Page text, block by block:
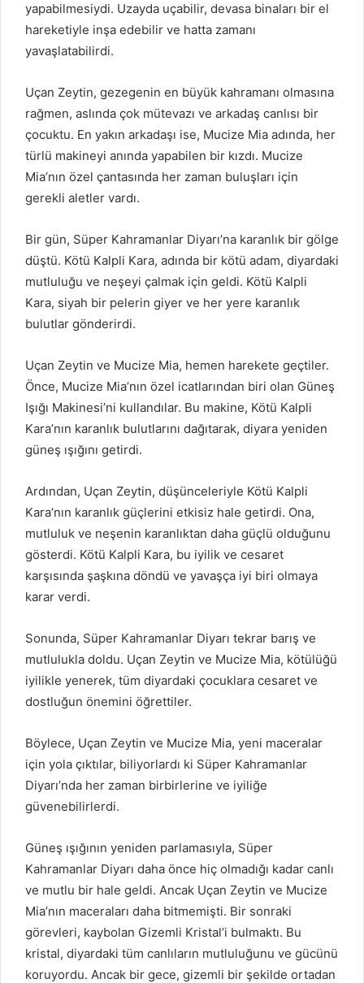
yapabilmesiydi. Uzayda uçabilir, devasa binaları bir el
hareketiyle inşa edebilir ve hatta zamanı
yavaşlatabilirdi.
Uçan Zeytin, gezegenin en büyük kahramanı olmasına
rağmen, aslında çok mütevazı ve arkadaş canlısı bir
çocuktu. En yakın arkadaşı ise, Mucize Mia adında, her
türlü makineyi anında yapabilen bir kızdı. Mucize
Mia’nın özel çantasında her zaman buluşları için
gerekli aletler vardı.
Bir gün, Süper Kahramanlar Diyarı’na karanlık bir gölge
düştü. Kötü Kalpli Kara, adında bir kötü adam, diyardaki
mutluluğu ve neşeyi çalmak için geldi. Kötü Kalpli
Kara, siyah bir pelerin giyer ve her yere karanlık
bulutlar gönderirdi.
Uçan Zeytin ve Mucize Mia, hemen harekete geçtiler.
Önce, Mucize Mia’nın özel icatlarından biri olan Güneş
Işığı Makinesi’ni kullandılar. Bu makine, Kötü Kalpli
Kara’nın karanlık bulutlarını dağıtarak, diyara yeniden
güneş ışığını getirdi.
Ardından, Uçan Zeytin, düşünceleriyle Kötü Kalpli
Kara’nın karanlık güçlerini etkisiz hale getirdi. Ona,
mutluluk ve neşenin karanlıktan daha güçlü olduğunu
gösterdi. Kötü Kalpli Kara, bu iyilik ve cesaret
karşısında şaşkına döndü ve yavaşça iyi biri olmaya
karar verdi.
Sonunda, Süper Kahramanlar Diyarı tekrar barış ve
mutlulukla doldu. Uçan Zeytin ve Mucize Mia, kötülüğü
iyilikle yenerek, tüm diyardaki çocuklara cesaret ve
dostluğun önemini öğrettiler.
Böylece, Uçan Zeytin ve Mucize Mia, yeni maceralar
için yola çıktılar, biliyorlardı ki Süper Kahramanlar
Diyarı’nda her zaman birbirlerine ve iyiliğe
güvenebilirlerdi.
Güneş ışığının yeniden parlamasıyla, Süper
Kahramanlar Diyarı daha önce hiç olmadığı kadar canlı
ve mutlu bir hale geldi. Ancak Uçan Zeytin ve Mucize
Mia’nın maceraları daha bitmemişti. Bir sonraki
görevleri, kaybolan Gizemli Kristal’i bulmaktı. Bu
kristal, diyardaki tüm canlıların mutluluğunu ve gücünü
koruyordu. Ancak bir gece, gizemli bir şekilde ortadan